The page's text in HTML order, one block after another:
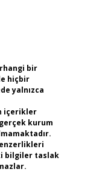
bir
hiçbir
yalnızca
içerikler
kurum
bilgiler taslak